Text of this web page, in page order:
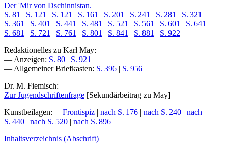
Der 'Mir von Dschinnistan.
S. 81 | S. 121 | S. 121 | S. 161 | S. 201 | S. 241 | S. 281 | S. 321 |
S. 361 | S. 401 | S. 441 | S. 481 | S. 521 | S. 561 | S. 601 | S. 641 |
S. 681 | S. 721 | S. 761 | S. 801 | S. 841 | S. 881 | S. 922
Redaktionelles zu Karl May:
— Anzeigen: S. 80 | S. 921
— Allgemeiner Briefkasten: S. 396 | S. 956
Dr. M. Fiemisch:
Zur Ju­gend­schrif­ten­fra­ge [Se­kun­där­bei­trag zu May]
Kunstbeilagen: Frontispiz | nach S. 176 | nach S. 240 | nach
S. 440 | nach S. 520 | nach S. 896
Inhaltsverzeichnis (Abschrift)